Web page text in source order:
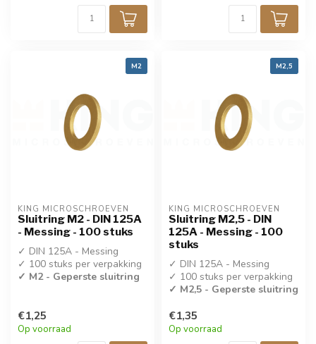
M2
KING MICROSCHROEVEN
Sluitring M2 - DIN 125A
- Messing - 100 stuks
✓ DIN 125A - Messing
✓ 100 stuks per verpakking
✓ M2 - Geperste sluitring
€1,25
Op voorraad
M2,5
KING MICROSCHROEVEN
Sluitring M2,5 - DIN
125A - Messing - 100
stuks
✓ DIN 125A - Messing
✓ 100 stuks per verpakking
✓ M2,5 - Geperste sluitring
€1,35
Op voorraad